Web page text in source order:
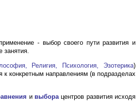
- выбор своего пути развития и
занятия.
Религия, Психология, Эзотерика)
к конкретным направлениям (в подразделах
и выборацентров развития исходя